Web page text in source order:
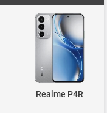
Realme P4R